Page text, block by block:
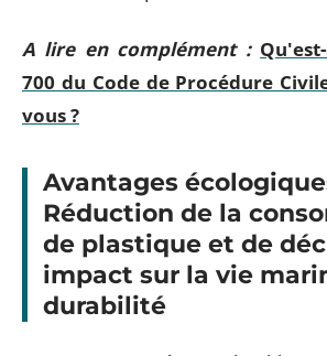
A lire en complément :
700 du Code de Procédure
vous ?
Avantages
Réduction de la
de plastique et de
impact sur la vie
durabilité